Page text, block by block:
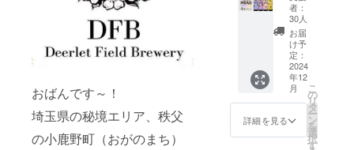
おばんです～！
埼玉県の秘境エリア、秩父
の小鹿野町（おがのまち）
造る -
無ろ過
のミー
ド - ・
アル
コー
ル：
10%
イー
ト） ・
ロース
トビー
フ・年
末に♪
炭
酸・ジ
ンジャ
エール
割
ジュー
配送予
定：
2024年
12月20
日以降
・消費
税+全国
送料を
含む ＜
おすす
本 無濾
過のハ
チミツ
酒 ・フ
ルーツ
ミード1
本（蜂
蜜・ち
ちぶ山
ルビー
使用）
・フ
者：
30人
お届
け予
定：
2024
年12
月
詳細を見る
こ
の
リ
タ
ー
ン
を
選
択
す